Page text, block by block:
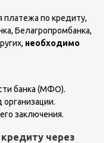
платежа по кредиту,
Белагропромбанка,
необходимо
банка (МФО).
заключения.
через